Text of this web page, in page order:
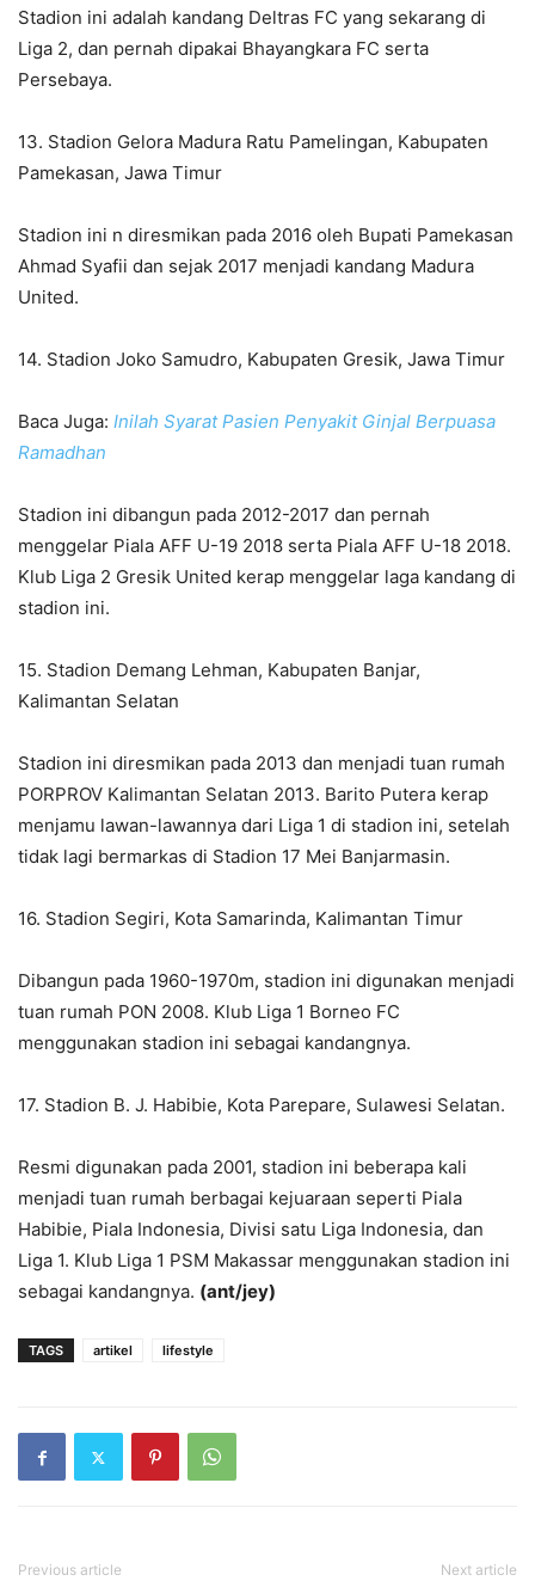
Stadion ini adalah kandang Deltras FC yang sekarang di
Liga 2, dan pernah dipakai Bhayangkara FC serta
Persebaya.
13. Stadion Gelora Madura Ratu Pamelingan, Kabupaten
Pamekasan, Jawa Timur
Stadion ini n diresmikan pada 2016 oleh Bupati Pamekasan
Ahmad Syafii dan sejak 2017 menjadi kandang Madura
United.
14. Stadion Joko Samudro, Kabupaten Gresik, Jawa Timur
Baca Juga: Inilah Syarat Pasien Penyakit Ginjal Berpuasa
Ramadhan
Stadion ini dibangun pada 2012-2017 dan pernah
menggelar Piala AFF U-19 2018 serta Piala AFF U-18 2018.
Klub Liga 2 Gresik United kerap menggelar laga kandang di
stadion ini.
15. Stadion Demang Lehman, Kabupaten Banjar,
Kalimantan Selatan
Stadion ini diresmikan pada 2013 dan menjadi tuan rumah
PORPROV Kalimantan Selatan 2013. Barito Putera kerap
menjamu lawan-lawannya dari Liga 1 di stadion ini, setelah
tidak lagi bermarkas di Stadion 17 Mei Banjarmasin.
16. Stadion Segiri, Kota Samarinda, Kalimantan Timur
Dibangun pada 1960-1970m, stadion ini digunakan menjadi
tuan rumah PON 2008. Klub Liga 1 Borneo FC
menggunakan stadion ini sebagai kandangnya.
17. Stadion B. J. Habibie, Kota Parepare, Sulawesi Selatan.
Resmi digunakan pada 2001, stadion ini beberapa kali
menjadi tuan rumah berbagai kejuaraan seperti Piala
Habibie, Piala Indonesia, Divisi satu Liga Indonesia, dan
Liga 1. Klub Liga 1 PSM Makassar menggunakan stadion ini
sebagai kandangnya. (ant/jey)
TAGS artikel lifestyle
Previous article Next article